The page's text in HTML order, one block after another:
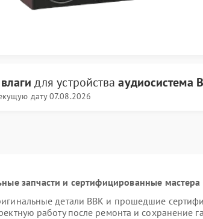
для устройствааудиосистема
дату 07.08.2026
запчасти и сертифицированные мастера
детали BBK и прошедшие
работу после ремонта и сохранение